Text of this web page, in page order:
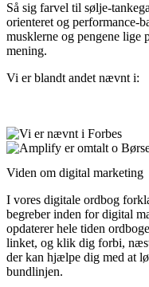
Så sig farvel til sølje-
orienteret og performance-
musklerne og pengene lige
mening.
Vi er blandt andet nævnt i:
Viden om digital marketing
I vores digitale ordbog
begreber inden for digital
opdaterer hele tiden
linket, og klik dig forbi,
der kan hjælpe dig med at
bundlinjen.